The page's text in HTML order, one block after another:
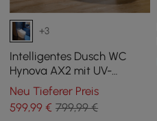
+3
Intelligentes Dusch WC
Hynova AX2 mit UV-
Desinfektion und
automatischer
Deckelöffnung, Weiß
Neu Tieferer Preis
599,99 € 799,99 €